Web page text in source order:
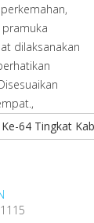
dilaksanakan
64 Tingkat